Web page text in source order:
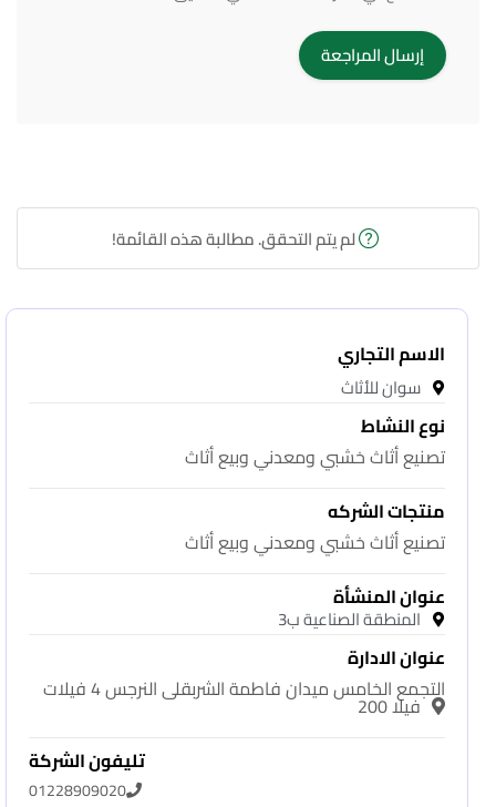
لم يتم التحقق. مطالبة هذه القائمة!
الاسم التجاري
سوان للأثاث
نوع النشاط
تصنيع أثاث خشبي ومعدني وبيع أثاث
منتجات الشركه
تصنيع أثاث خشبي ومعدني وبيع أثاث
عنوان المنشأة
المنطقة الصناعية ب3
عنوان الادارة
التجمع الخامس ميدان فاطمة الشربقلى النرجس 4 فيلات
فيلا 200
تليفون الشركة
01228909020